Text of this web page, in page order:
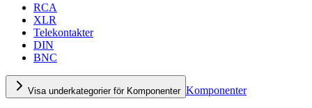
RCA
XLR
Telekontakter
DIN
BNC
Visa underkategorier för Komponenter Komponenter